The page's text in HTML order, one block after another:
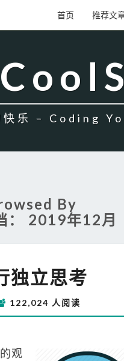
首页 推荐文
快乐 – Coding
By
： 2019年12月
独立思考
122,024 人阅读
观